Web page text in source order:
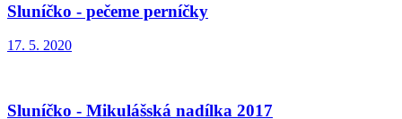
Sluníčko - pečeme perníčky
17. 5. 2020
Sluníčko - Mikulášská nadílka 2017